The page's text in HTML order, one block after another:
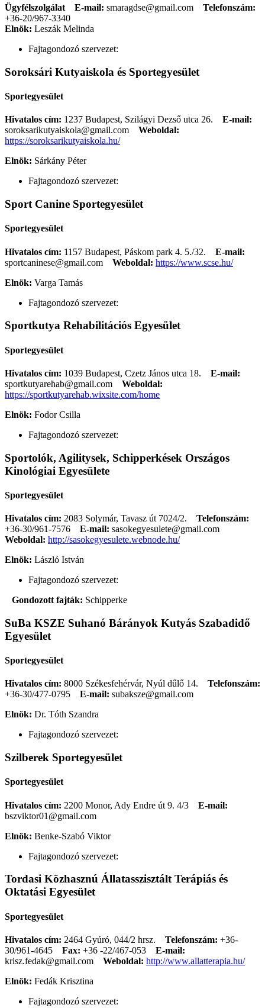
Ügyfélszolgálat E-mail: smaragdse@gmail.com
Telefonszám:
+36-20/967-3340
Elnök: Leszák Melinda
Fajtagondozó szervezet:
Soroksári Kutyaiskola és Sportegyesület
Sportegyesület
Hivatalos cím: 1237 Budapest, Szilágyi Dezső utca 26. E-mail:
soroksarikutyaiskola@gmail.com
Weboldal:
https://soroksarikutyaiskola.hu/
Elnök: Sárkány Péter
Fajtagondozó szervezet:
Sport Canine Sportegyesület
Sportegyesület
Hivatalos cím: 1157 Budapest, Páskom park 4. 5./32. E-mail:
sportcaninese@gmail.com
Weboldal: https://www.scse.hu/
Elnök: Varga Tamás
Fajtagondozó szervezet:
Sportkutya Rehabilitációs Egyesület
Sportegyesület
Hivatalos cím: 1039 Budapest, Czetz János utca 18. E-mail:
sportkutyarehab@gmail.com
Weboldal:
https://sportkutyarehab.wixsite.com/home
Elnök: Fodor Csilla
Fajtagondozó szervezet:
Sportolók, Agilitysek, Schipperkések Országos
Kinológiai Egyesülete
Sportegyesület
Hivatalos cím: 2083 Solymár, Tavasz út 7024/2. Telefonszám:
+36-30/961-7576
E-mail: sasokegyesulete@gmail.com
Weboldal: http://sasokegyesulete.webnode.hu/
Elnök: László István
Fajtagondozó szervezet:
Gondozott fajták: Schipperke
SuBa KSZE Suhanó Bárányok Kutyás Szabadidő
Egyesület
Sportegyesület
Hivatalos cím: 8000 Székesfehérvár, Nyúl dűlő 14. Telefonszám:
+36-30/477-0795
E-mail: subaksze@gmail.com
Elnök: Dr. Tóth Szandra
Fajtagondozó szervezet:
Szilberek Sportegyesület
Sportegyesület
Hivatalos cím: 2200 Monor, Ady Endre út 9. 4/3 E-mail:
bszviktor01@gmail.com
Elnök: Benke-Szabó Viktor
Fajtagondozó szervezet:
Tordasi Közhasznú Állatasszisztált Terápiás és
Oktatási Egyesület
Sportegyesület
Hivatalos cím: 2464 Gyúró, 044/2 hrsz. Telefonszám: +36-
30/961-4645
Fax: +36 -22/467-053
E-mail:
krisz.fedak@gmail.com
Weboldal: http://www.allatterapia.hu/
Elnök: Fedák Krisztina
Fajtagondozó szervezet: